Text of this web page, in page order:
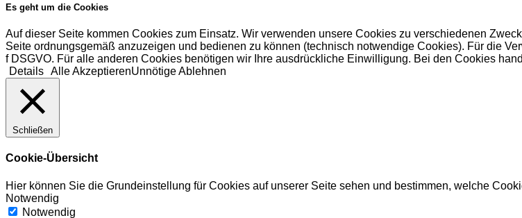
Es geht um die Cookies
Auf dieser Seite kommen Cookies zum Einsatz. Wir verwenden unsere Cookies zu verschiedenen
Seite ordnungsgemäß anzuzeigen und bedienen zu können (technisch notwendige Cookies). Für die
f DSGVO. Für alle anderen Cookies benötigen wir Ihre ausdrückliche Einwilligung. Bei den Cookies
Details Alle AkzeptierenUnnötige Ablehnen
Schließen
Cookie-Übersicht
Hier können Sie die Grundeinstellung für Cookies auf unserer Seite sehen und bestimmen, welche
Notwendig
Notwendig